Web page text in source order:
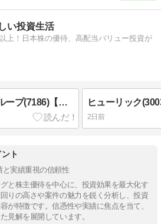
い投資生活
上！日本株の優待、高配当バリュー投資が
横浜フィナンシャルグループ(7186)【株主優待利用】水信フルーツパーラーでシャインマスカットのパフェを注文！
2日前
ト
と実績重視の信頼性
と株主優待を中心に、投資効果を最大化す
りの高さや案件の魅力を鋭く分析し、投資
が特徴です。信憑性や実績に焦点を当て、
見解を展開しています。